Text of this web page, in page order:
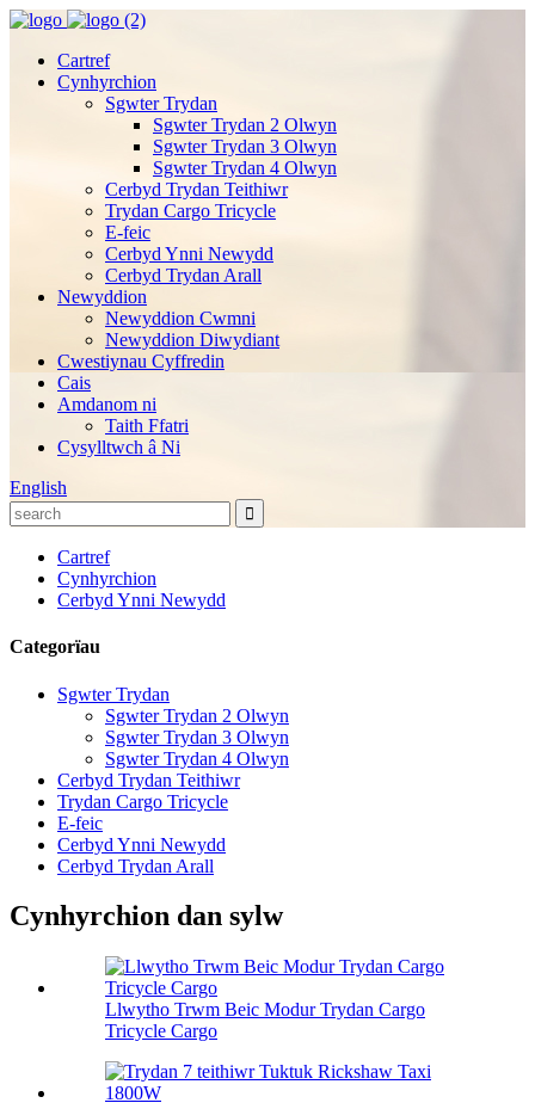
Cartref
Cynhyrchion
Sgwter Trydan
Sgwter Trydan 2 Olwyn
Sgwter Trydan 3 Olwyn
Sgwter Trydan 4 Olwyn
Cerbyd Trydan Teithiwr
Trydan Cargo Tricycle
E-feic
Cerbyd Ynni Newydd
Cerbyd Trydan Arall
Newyddion
Newyddion Cwmni
Newyddion Diwydiant
Cwestiynau Cyffredin
Cais
Amdanom ni
Taith Ffatri
Cysylltwch â Ni
English
Cartref
Cynhyrchion
Cerbyd Ynni Newydd
Categorïau
Sgwter Trydan
Sgwter Trydan 2 Olwyn
Sgwter Trydan 3 Olwyn
Sgwter Trydan 4 Olwyn
Cerbyd Trydan Teithiwr
Trydan Cargo Tricycle
E-feic
Cerbyd Ynni Newydd
Cerbyd Trydan Arall
Cynhyrchion dan sylw
Llwytho Trwm Beic Modur Trydan Cargo
Tricycle Cargo